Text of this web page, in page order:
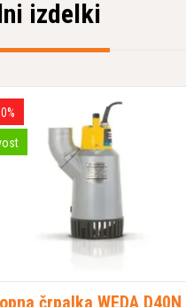
izdelki